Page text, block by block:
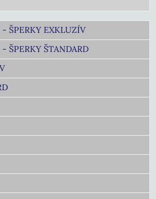
ŠPERKY EXKLUZÍV
ŠPERKY ŠTANDARD